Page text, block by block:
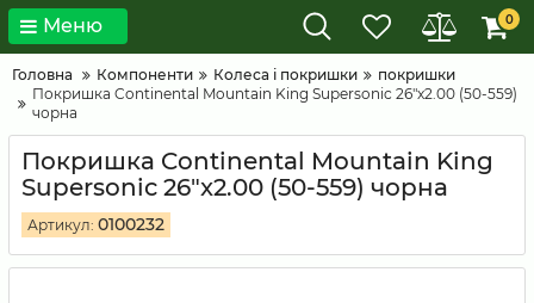
Меню 0
Головна Компоненти Колеса і покришки
покришки
Покришка Continental Mountain King Supersonic 26"x2.00 (50-559)
чорна
Покришка Continental Mountain King
Supersonic 26"x2.00 (50-559) чорна
Артикул: 0100232